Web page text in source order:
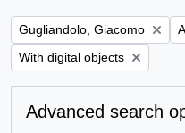
Remove filter:
Gugliandolo, Giacomo
Remove filter:
With digital objects
Advanced search